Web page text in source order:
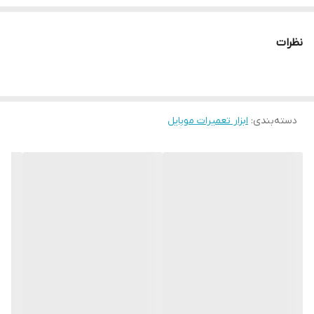
که منجر به اتصال کوتاه بین پایه‌ها می‌گردد و یا ایجاد نشدن اتصالات
تقسیم بندی می شوند.
نظرات
دسته‌بندی: ابزار تعمیرات موبایل